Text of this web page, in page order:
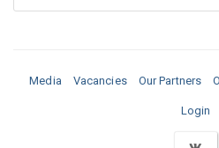
Media Vacancies Our Partners
Login